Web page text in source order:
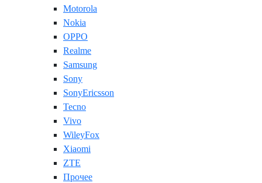
Motorola
Nokia
OPPO
Realme
Samsung
Sony
SonyEricsson
Tecno
Vivo
WileyFox
Xiaomi
ZTE
Прочее